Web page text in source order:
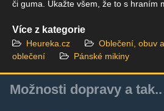
či guma. Ukažte všem, že to s hraním
Více z kategorie
Heureka.cz Oblečení, obuv
oblečení
Pánské mikiny
Možnosti dopravy a tak..